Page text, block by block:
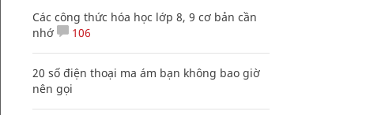
Các công thức hóa học lớp 8, 9 cơ bản cần
nhớ
106
20 số điện thoại ma ám bạn không bao giờ
nên gọi